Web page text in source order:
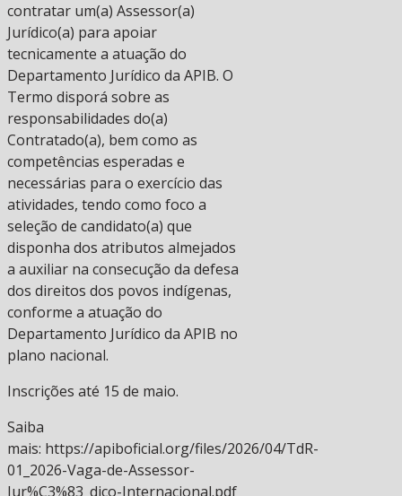
contratar um(a) Assessor(a)
Jurídico(a) para apoiar
tecnicamente a atuação do
Departamento Jurídico da APIB. O
Termo disporá sobre as
responsabilidades do(a)
Contratado(a), bem como as
competências esperadas e
necessárias para o exercício das
atividades, tendo como foco a
seleção de candidato(a) que
disponha dos atributos almejados
a auxiliar na consecução da defesa
dos direitos dos povos indígenas,
conforme a atuação do
Departamento Jurídico da APIB no
plano nacional.
Inscrições até 15 de maio.
Saiba
mais: https://apiboficial.org/files/2026/04/TdR-
01_2026-Vaga-de-Assessor-
Jur%C3%83_dico-Internacional.pdf